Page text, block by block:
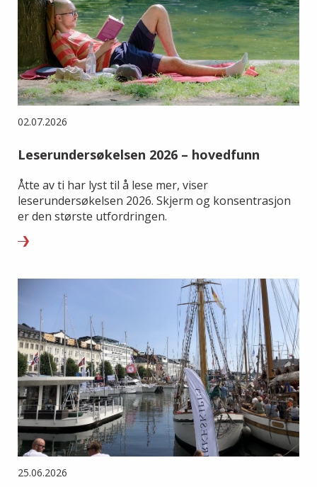
02.07.2026
Leserundersøkelsen 2026 – hovedfunn
Åtte av ti har lyst til å lese mer, viser
leserundersøkelsen 2026. Skjerm og konsentrasjon
er den største utfordringen.
25.06.2026